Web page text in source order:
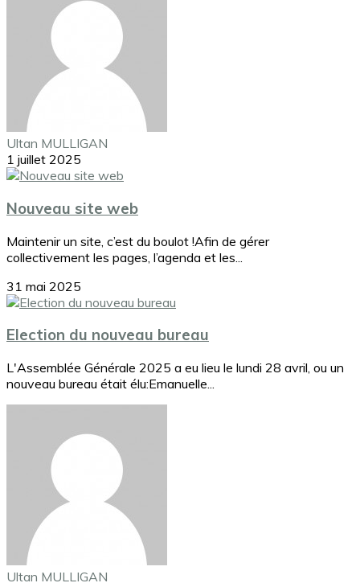
Ultan MULLIGAN
1 juillet 2025
Nouveau site web
Maintenir un site, c’est du boulot !Afin de gérer
collectivement les pages, l’agenda et les...
31 mai 2025
Election du nouveau bureau
L'Assemblée Générale 2025 a eu lieu le lundi 28 avril, ou un
nouveau bureau était élu:Emanuelle...
Ultan MULLIGAN